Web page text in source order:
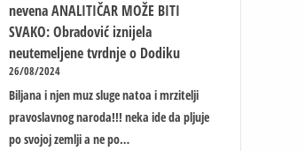
nevena ANALITIČAR MOŽE BITI
SVAKO: Obradović iznijela
neutemeljene tvrdnje o Dodiku
26/08/2024
Biljana i njen muz sluge natoa i mrzitelji
pravoslavnog naroda!!! neka ide da pljuje
po svojoj zemlji a ne po…